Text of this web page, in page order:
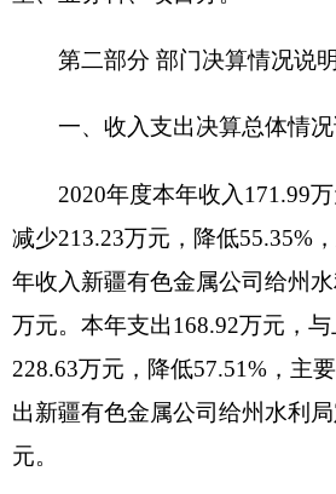
2020年度本年支出168.92万元，
出147.42万元，占87.27%；项目支出
万元，占0%；对附属单位补助支出0万
2020年度财政拨款收入145.78万
比，减少17.83万元，降低10.9%。主
奖励金在2021年收入，因此财政拨款
少。财政拨款支出145.78万元，与上
17.83万元，降低10.9%，主要原因是
效奖励金在2019年支出，2020年度绩